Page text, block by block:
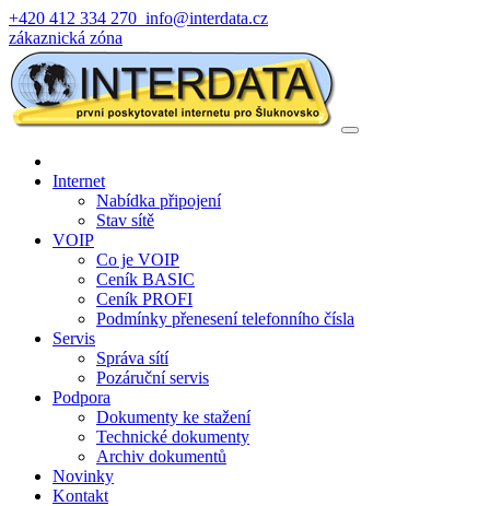
+420 412 334 270 info@interdata.cz
zákaznická zóna
Internet
Nabídka připojení
Stav sítě
VOIP
Co je VOIP
Ceník BASIC
Ceník PROFI
Podmínky přenesení telefonního čísla
Servis
Správa sítí
Pozáruční servis
Podpora
Dokumenty ke stažení
Technické dokumenty
Archiv dokumentů
Novinky
Kontakt